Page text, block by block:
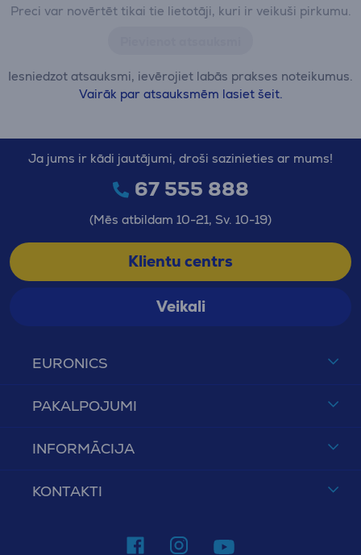
Preci var novērtēt tikai tie lietotāji, kuri ir veikuši pirkumu.
Iesniedzot atsauksmi, ievērojiet labās prakses noteikumus.
Vairāk par atsauksmēm lasiet šeit.
EURONICS
PAKALPOJUMI
INFORMĀCIJA
KONTAKTI
Ja jums ir kādi jautājumi, droši sazinieties ar mums!
67 555 888
(Mēs atbildam 10-21, Sv. 10-19)
Klientu centrs
Veikali